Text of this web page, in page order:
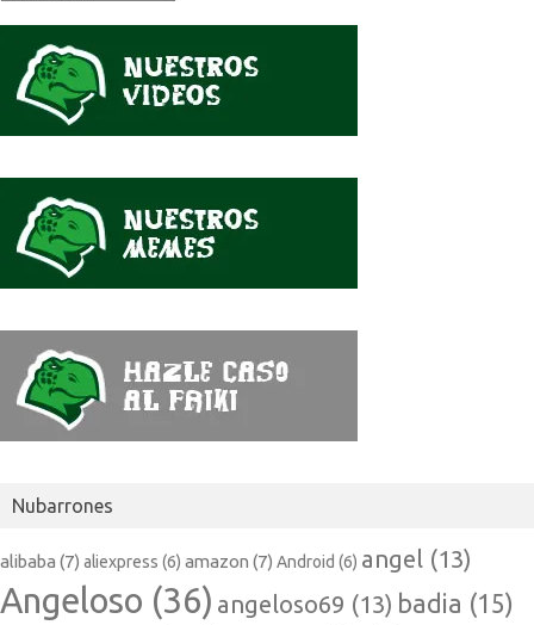
Nubarrones
alibaba (7) aliexpress (6) amazon (7) Android (6) angel (13)
Angeloso (36) angeloso69 (13) badia (15)